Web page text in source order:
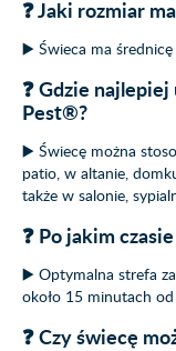
❓ Jaki rozmiar
▶️ Świeca ma średnicę
❓ Gdzie
Pest®?
▶️ Świecę można
patio, w altanie,
także w salonie,
❓ Po jakim
▶️ Optymalna strefa
około 15 minutach od
❓ Czy świecę